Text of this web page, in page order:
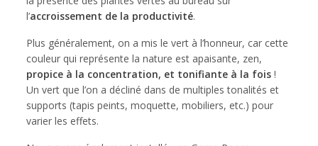
l’accroissement de la productivité.
Plus généralement, on a mis le vert à l’honneur, car cette
couleur qui représente la nature est apaisante, zen,
propice à la concentration, et tonifiante à la fois !
Un vert que l’on a décliné dans de multiples tonalités et
supports (tapis peints, moquette, mobiliers, etc.) pour
varier les effets.